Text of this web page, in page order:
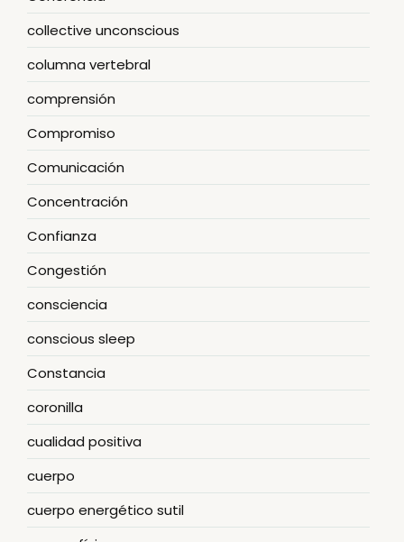
collective unconscious
columna vertebral
comprensión
Compromiso
Comunicación
Concentración
Confianza
Congestión
consciencia
conscious sleep
Constancia
coronilla
cualidad positiva
cuerpo
cuerpo energético sutil